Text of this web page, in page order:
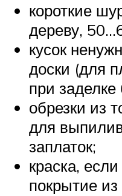
короткие
дереву,
кусок
доски (для
при
обрезки из
для
заплаток;
краска,
покрытие из